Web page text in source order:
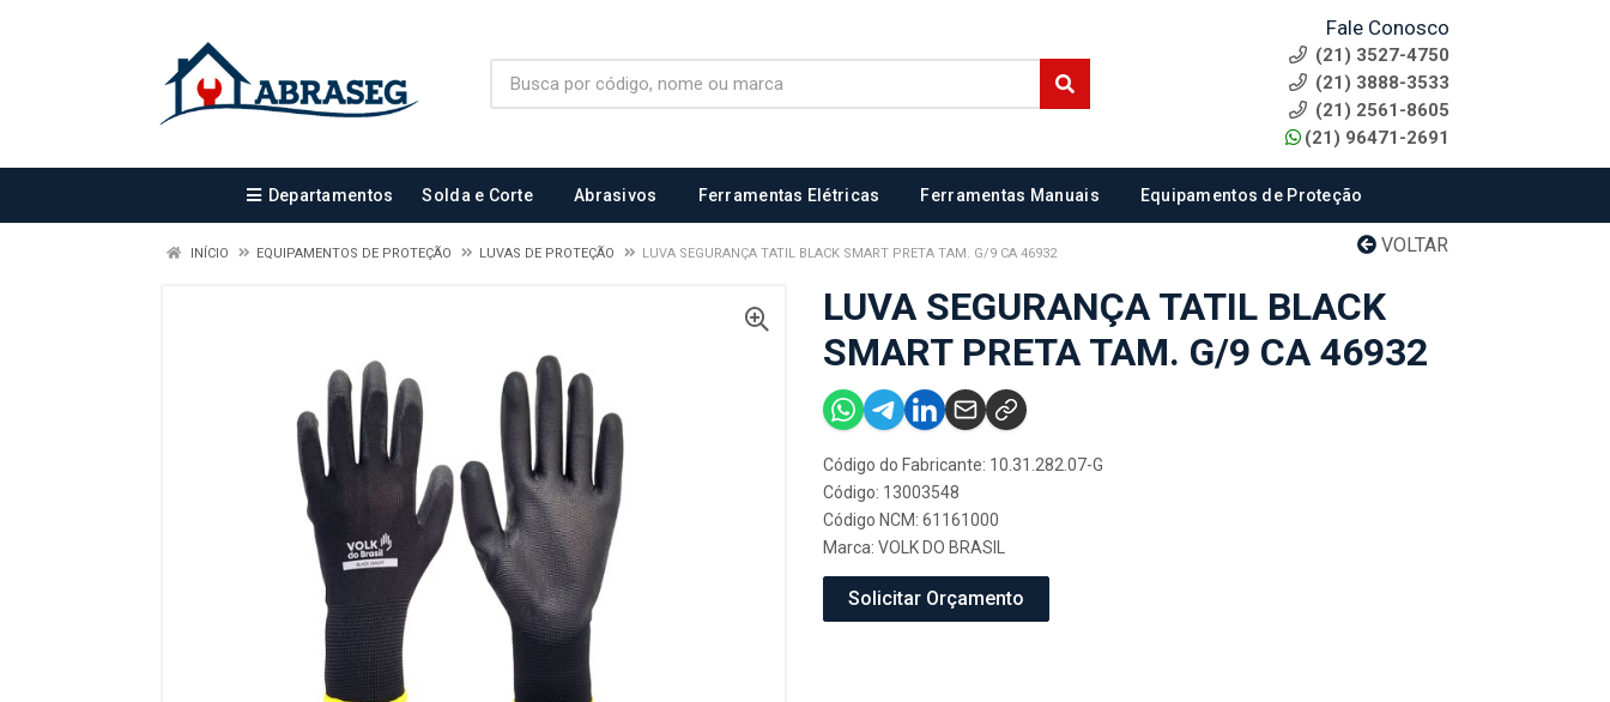
Fale Conosco
(21) 3527-4750
(21) 3888-3533
(21) 2561-8605
(21) 96471-2691
Departamentos Solda e Corte Abrasivos Ferramentas Elétricas Ferramentas Manuais Equipamentos de Proteção
VOLTAR
INÍCIO EQUIPAMENTOS DE PROTEÇÃO LUVAS DE PROTEÇÃO LUVA SEGURANÇA TATIL BLACK SMART PRETA TAM. G/9 CA 46932
LUVA SEGURANÇA TATIL BLACK
SMART PRETA TAM. G/9 CA 46932
Código do Fabricante: 10.31.282.07-G
Código: 13003548
Código NCM: 61161000
Marca: VOLK DO BRASIL
Solicitar Orçamento